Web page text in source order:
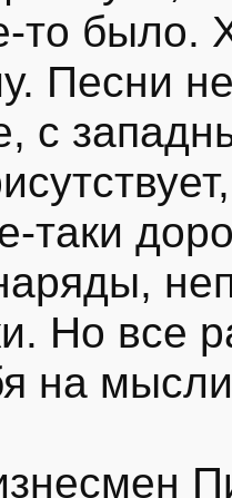
то было.
Песни
с
таки
Но все
на